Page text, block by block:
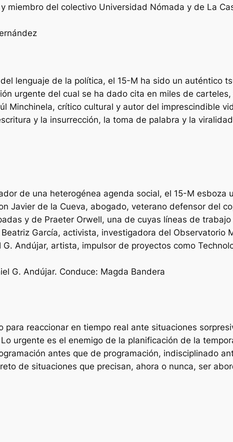
miembro del colectivo Universidad Nómada y de La
lenguaje de la política, el 15-M ha sido un auténtico
urgente del cual se ha dado cita en miles de
Minchinela, crítico cultural y autor del imprescindible
y la insurrección, la toma de palabra y la
de una heterogénea agenda social, el 15-M esboza
Javier de la Cueva, abogado, veterano defensor del
y de Praeter Orwell, una de cuyas líneas de
García, activista, investigadora del Observatorio
Andújar, artista, impulsor de proyectos como
G. Andújar. Conduce: Magda Bandera
reaccionar en tiempo real ante situaciones
urgente es el enemigo de la planificación de la
antes que de programación, indisciplinado
de situaciones que precisan, ahora o nunca, ser